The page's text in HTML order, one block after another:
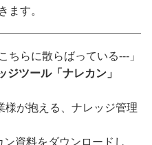
ます。
ちらに散らばっている---」
ジツール「ナレカン」
様が抱える、ナレッジ管理
資料をダウンロードし